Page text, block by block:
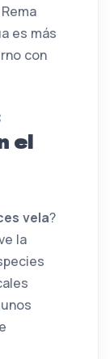
Rema
es más
con
el
vela?
la